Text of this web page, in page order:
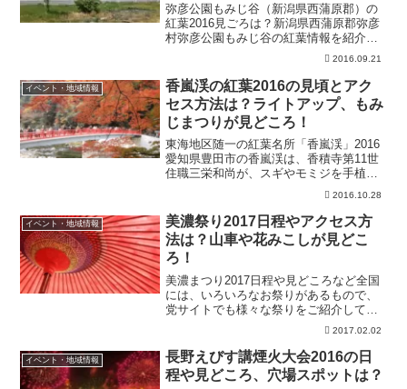
弥彦公園もみじ谷（新潟県西蒲原郡）の
紅葉2016見ごろは？新潟県西蒲原郡弥彦
村弥彦公園もみじ谷の紅葉情報を紹介し
たいと思います。弥彦温泉郷の中にあ
と共にたのしみませんか。弥彦公園紅葉
の見ごろは？見ごろは例...
2016.09.21
イベント・地域情報
香嵐渓の紅葉2016の見頃とアク
セス方法は？ライトアップ、もみ
じまつりが見どころ！
東海地区随一の紅葉名所「香嵐渓」2016
愛知県豊田市の香嵐渓は、香積寺第11世
住職三栄和尚が、スギやモミジを手植え
したのが始まりとされています。その
後、大正末年から昭和初期には住民のボ
ランティアでモミジの大植樹が施された
り、少しずつ遊歩道や...
2016.10.28
イベント・地域情報
美濃祭り2017日程やアクセス方
法は？山車や花みこしが見どこ
ろ！
美濃まつり2017日程や見どころなど全国
には、いろいろなお祭りがあるもので、
党サイトでも様々な祭りをご紹介してき
ました。今回は、古くからの伝統と歴史
が大切に継承されている岐阜県美濃市の
お祭り「美濃まつり」をご紹介したいと
思います！ここ美濃市...
2017.02.02
イベント・地域情報
長野えびす講煙火大会2016の日
程や見どころ、穴場スポットは？